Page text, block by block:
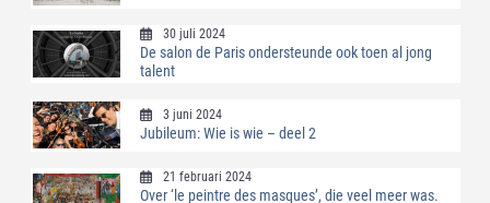
30 juli 2024
De salon de Paris ondersteunde ook toen al jong
talent
3 juni 2024
Jubileum: Wie is wie – deel 2
21 februari 2024
Over ‘le peintre des masques’, die veel meer was.